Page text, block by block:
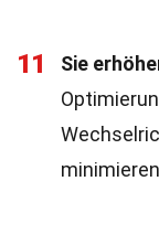
11 Sie